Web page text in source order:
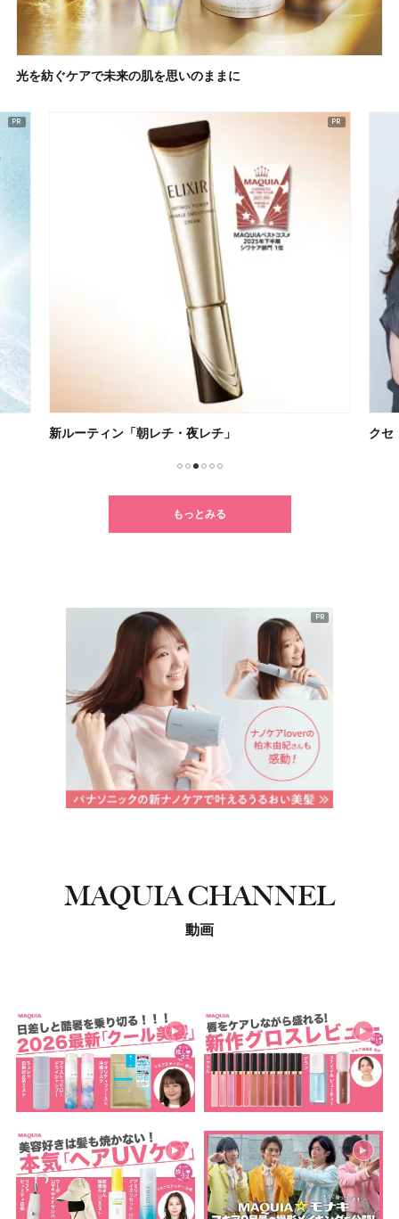
光を紡ぐケアで未来の肌を思いのままに
新ルーティン「朝レチ・夜レチ」 クセ
もっとみる
PR
MAQUIA CHANNEL
動画